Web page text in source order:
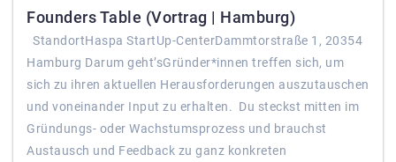
Founders Table (Vortrag | Hamburg)
StandortHaspa StartUp-CenterDammtorstraße 1, 20354
Hamburg Darum geht’sGründer*innen treffen sich, um
sich zu ihren aktuellen Herausforderungen auszutauschen
und voneinander Input zu erhalten. Du steckst mitten im
Gründungs- oder Wachstumsprozess und brauchst
Austausch und Feedback zu ganz konkreten